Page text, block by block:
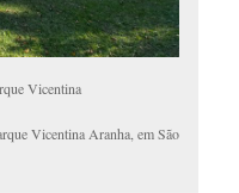
Vicentina
Vicentina Aranha, em São